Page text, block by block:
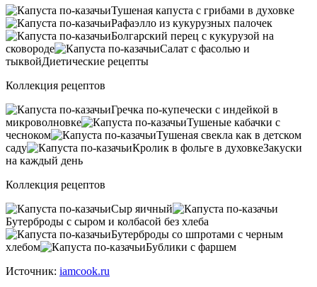
Тушеная капуста с грибами в духовке
Рафаэлло из кукурузных палочек
Болгарский перец с кукурузой на
сковороде
Салат с фасолью и
тыквойДиетические рецепты
Коллекция рецептов
Гречка по-купечески с индейкой в
микроволновке
Тушеные кабачки с
чесноком
Тушеная свекла как в детском
саду
Кролик в фольге в духовкеЗакуски
на каждый день
Коллекция рецептов
Сыр яичный
Бутерброды с сыром и колбасой без хлеба
Бутерброды со шпротами с черным
хлебом
Бублики с фаршем
Источник: iamcook.ru